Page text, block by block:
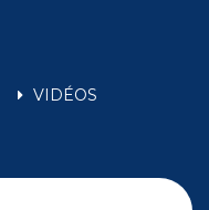
VIDÉOS